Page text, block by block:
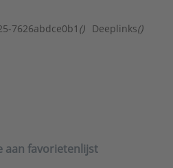
7626abdce0b1 () Deeplinks()
aan favorietenlijst